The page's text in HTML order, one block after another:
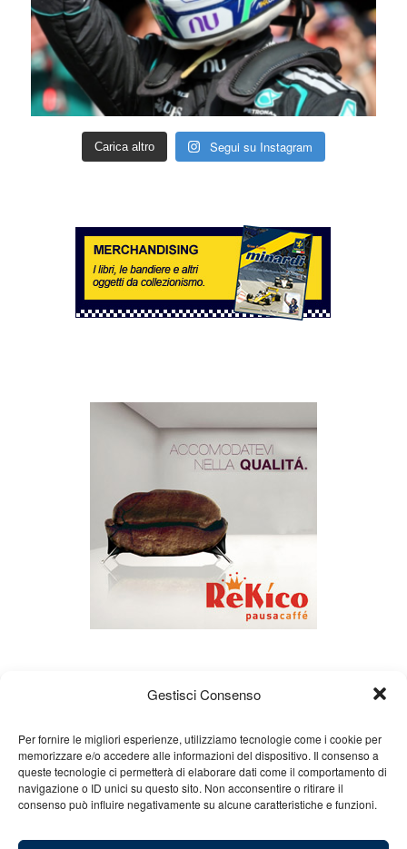
Gestisci Consenso
Per fornire le migliori esperienze, utilizziamo tecnologie come i cookie per
memorizzare e/o accedere alle informazioni del dispositivo. Il consenso a
queste tecnologie ci permetterà di elaborare dati come il comportamento di
navigazione o ID unici su questo sito. Non acconsentire o ritirare il
consenso può influire negativamente su alcune caratteristiche e funzioni.
Carica altro Segui su Instagram
Chi siamo Gian Carlo Minardi
Gear
Merchandising
Partners Contatti